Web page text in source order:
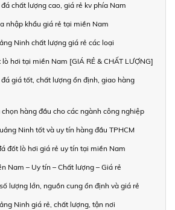
chất lượng cao, giá rẻ kv phía Nam
nhập khẩu giá rẻ tại miền Nam
Ninh chất lượng giá rẻ các loại
hơi tại miền Nam [GIÁ RẺ & CHẤT LƯỢNG]
giá tốt, chất lượng ổn định, giao hàng
hàng đầu cho các ngành công nghiệp
Ninh tốt và uy tín hàng đầu TPHCM
đốt lò hơi giá rẻ uy tín tại miền Nam
Nam – Uy tín – Chất lượng – Giá rẻ
lượng lớn, nguồn cung ổn định và giá rẻ
Ninh giá rẻ, chất lượng, tận nơi